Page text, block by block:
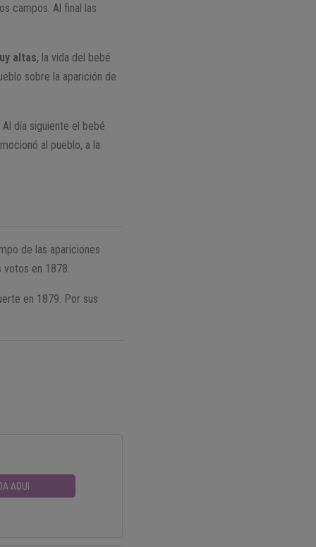
campos. Al final las
altas, la vida del bebé
sobre la aparición de
día siguiente el bebé
al pueblo, a la
de las apariciones
votos en 1878.
en 1879. Por sus
AQUI